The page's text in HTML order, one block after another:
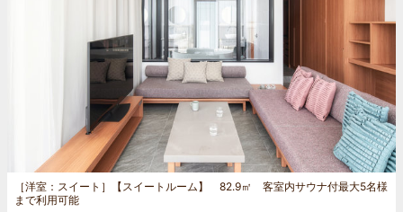
［洋室：スイート］
【スイートルーム】 82.9㎡ 客室内サウナ付最大5名様
まで利用可能